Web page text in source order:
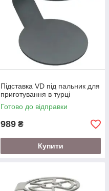
Підставка VD під пальник для
приготування в турці
Готово до відправки
989 ₴
Купити